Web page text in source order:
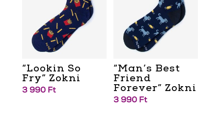
“Lookin So
Fry” Zokni
3 990 Ft
“Man’s Best
Friend
Forever” Zokni
3 990 Ft